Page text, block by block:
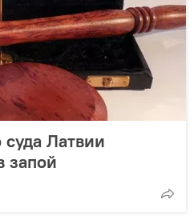
Латвии
запой